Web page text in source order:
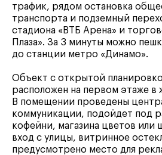
трафик, рядом остановка
транспорта и подземный
стадиона «ВТБ Арена» и
Плаза». За 3 минуты можно
до станции метро «Динамо».
Объект с открытой
расположен на первом этаже в
В помещении проведены
коммуникации, подойдет под
кофейни, магазина цветов или
вход с улицы, витринное
предусмотрено место для